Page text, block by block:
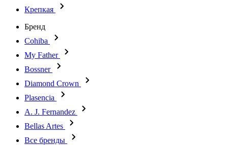
Крепкая
Бренд
Cohiba
My Father
Bossner
Diamond Crown
Plasencia
A. J. Fernandez
Bellas Artes
Все бренды